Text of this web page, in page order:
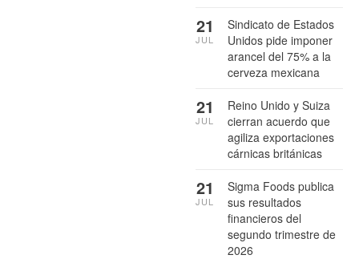
Sindicato de Estados
Unidos pide imponer
arancel del 75% a la
cerveza mexicana
21
JUL
Reino Unido y Suiza
cierran acuerdo que
agiliza exportaciones
cárnicas británicas
21
JUL
Sigma Foods publica
sus resultados
financieros del
segundo trimestre de
2026
21
JUL